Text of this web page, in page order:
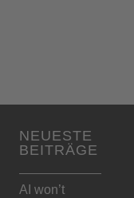
NEUESTE
BEITRÄGE
AI won’t